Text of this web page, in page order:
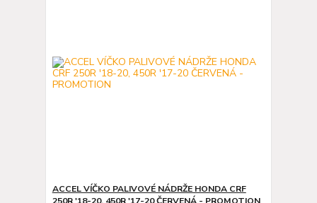
ACCEL VÍČKO PALIVOVÉ NÁDRŽE HONDA CRF
250R '18-20, 450R '17-20 ČERVENÁ - PROMOTION